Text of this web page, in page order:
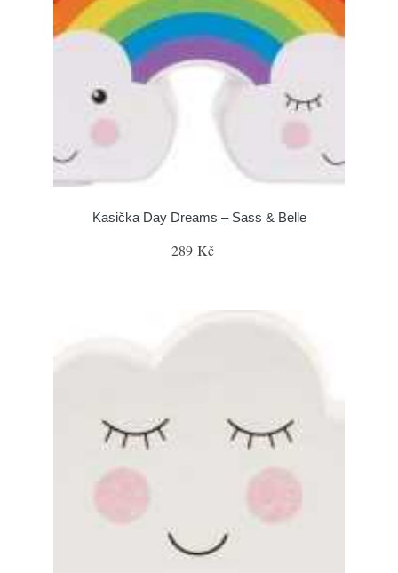
Kasička Day Dreams – Sass & Belle
289 Kč